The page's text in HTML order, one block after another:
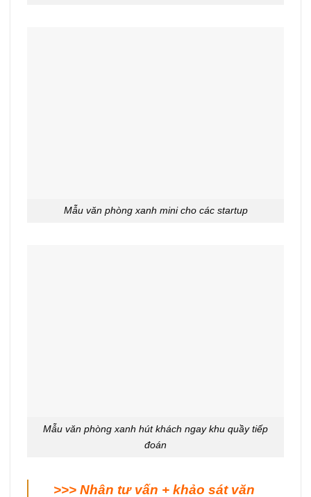
Mẫu văn phòng xanh mini cho các startup
Mẫu văn phòng xanh hút khách ngay khu quầy tiếp
đoán
>>> Nhân tư vấn + khảo sát văn